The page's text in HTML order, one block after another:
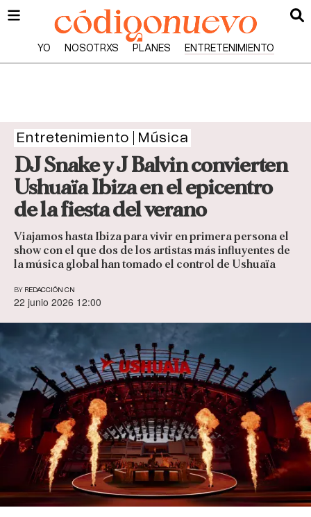
YO NOSOTRXS PLANES ENTRETENIMIENTO
Entretenimiento Música
DJ Snake y J Balvin convierten
Ushuaïa Ibiza en el epicentro
de la fiesta del verano
Viajamos hasta Ibiza para vivir en primera persona el
show con el que dos de los artistas más influyentes de
la música global han tomado el control de Ushuaïa
BY REDACCIÓN CN
22 junio 2026 12:00